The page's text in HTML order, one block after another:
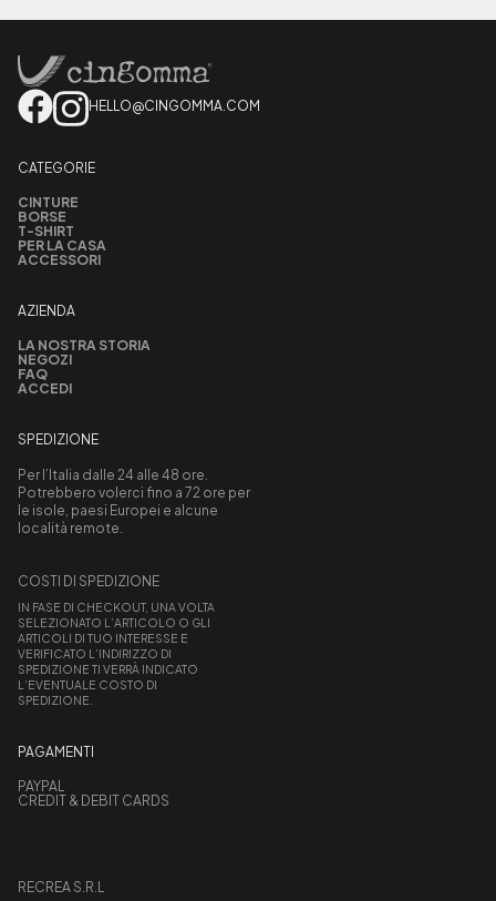
HELLO@CINGOMMA.COM
CATEGORIE
CINTURE
BORSE
T-SHIRT
PER LA CASA
ACCESSORI
AZIENDA
LA NOSTRA STORIA
NEGOZI
FAQ
ACCEDI
SPEDIZIONE
Per l’Italia dalle 24 alle 48 ore.
Potrebbero volerci fino a 72 ore per
le isole, paesi Europei e alcune
località remote.
COSTI DI SPEDIZIONE
IN FASE DI CHECKOUT, UNA VOLTA
SELEZIONATO L’ARTICOLO O GLI
ARTICOLI DI TUO INTERESSE E
VERIFICATO L’INDIRIZZO DI
SPEDIZIONE TI VERRÀ INDICATO
L’EVENTUALE COSTO DI
SPEDIZIONE.
PAGAMENTI
PAYPAL
CREDIT & DEBIT CARDS
RECREA S.R.L